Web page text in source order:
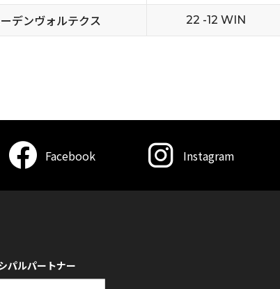
デンヴォルテクス 22 -12 WIN
Facebook Instagram
パルパートナー